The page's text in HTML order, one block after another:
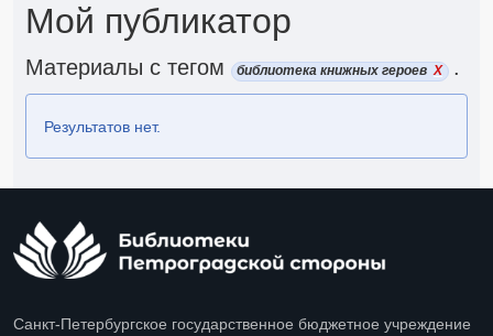
Мой публикатор
Материалы с тегом библиотека книжных героев X .
Результатов нет.
Санкт-Петербургское государственное бюджетное учреждение